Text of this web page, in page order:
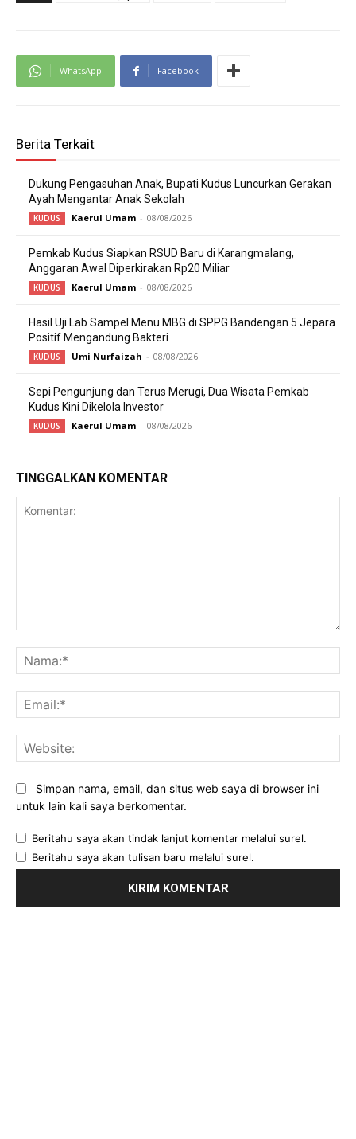
WhatsApp Facebook
Berita Terkait
Dukung Pengasuhan Anak, Bupati Kudus Luncurkan Gerakan
Ayah Mengantar Anak Sekolah
KUDUS Kaerul Umam - 08/08/2026
Pemkab Kudus Siapkan RSUD Baru di Karangmalang,
Anggaran Awal Diperkirakan Rp20 Miliar
KUDUS Kaerul Umam - 08/08/2026
Hasil Uji Lab Sampel Menu MBG di SPPG Bandengan 5 Jepara
Positif Mengandung Bakteri
KUDUS Umi Nurfaizah - 08/08/2026
Sepi Pengunjung dan Terus Merugi, Dua Wisata Pemkab
Kudus Kini Dikelola Investor
KUDUS Kaerul Umam - 08/08/2026
TINGGALKAN KOMENTAR
Simpan nama, email, dan situs web saya di browser ini
untuk lain kali saya berkomentar.
Beritahu saya akan tindak lanjut komentar melalui surel.
Beritahu saya akan tulisan baru melalui surel.